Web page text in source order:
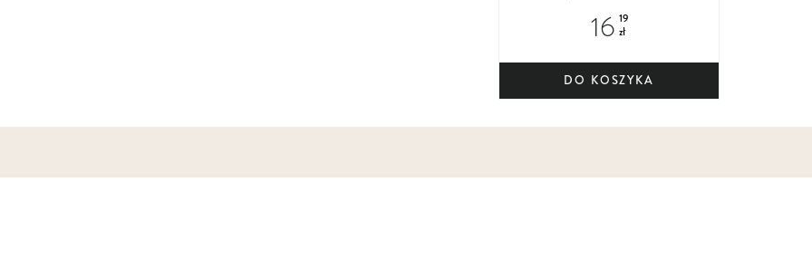
16 19
zł
DO KOSZYKA